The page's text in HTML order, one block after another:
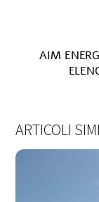
AIM
ARTICOLI